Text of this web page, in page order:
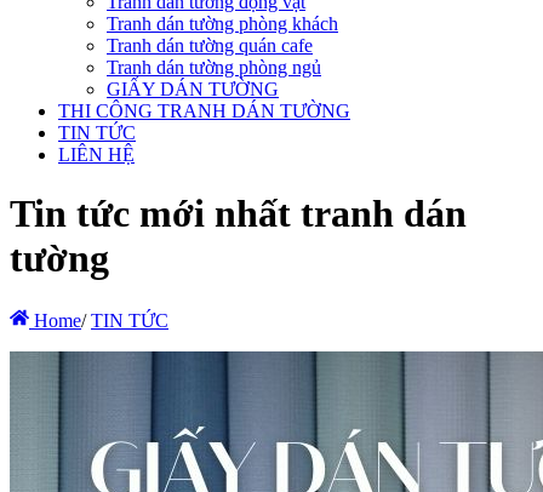
Tranh dán tường phòng khách
Tranh dán tường quán cafe
Tranh dán tường phòng ngủ
GIẤY DÁN TƯỜNG
THI CÔNG TRANH DÁN TƯỜNG
TIN TỨC
LIÊN HỆ
Tin tức mới nhất tranh dán
tường
Home/ TIN TỨC